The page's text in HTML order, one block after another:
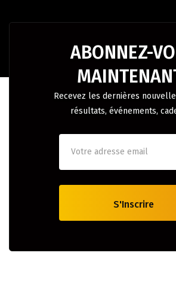
ABONNEZ-
Recevez les dernières
résultats, événements,